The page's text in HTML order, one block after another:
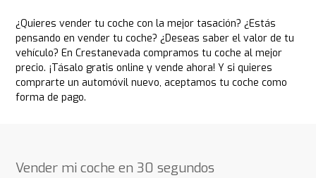
¿Quieres vender tu coche con la mejor tasación? ¿Estás
pensando en vender tu coche? ¿Deseas saber el valor de tu
vehículo? En Crestanevada compramos tu coche al mejor
precio. ¡Tásalo gratis online y vende ahora! Y si quieres
comprarte un automóvil nuevo, aceptamos tu coche como
forma de pago.
Vender mi coche en 30 segundos